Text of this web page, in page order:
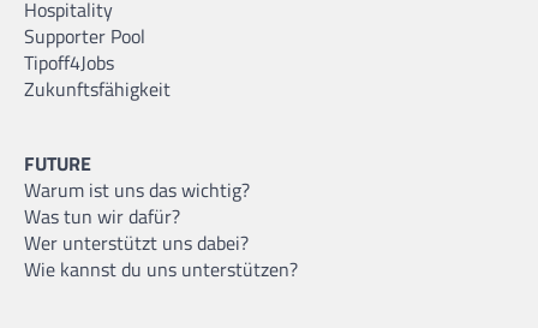
Hospitality
Supporter Pool
Tipoff4Jobs
Zukunftsfähigkeit
FUTURE
Warum ist uns das wichtig?
Was tun wir dafür?
Wer unterstützt uns dabei?
Wie kannst du uns unterstützen?